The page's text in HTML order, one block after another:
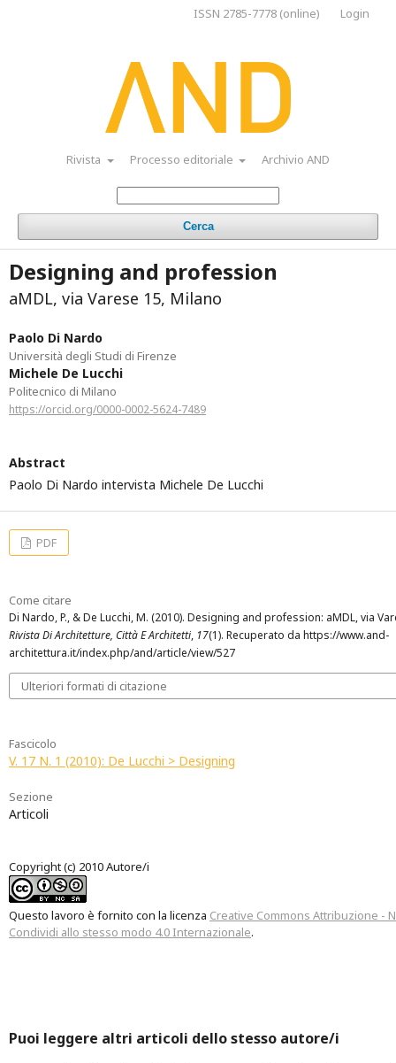
Rivista Processo editoriale Archivio AND
Cerca
ISSN 2785-7778 (online) Login
Designing and profession
aMDL, via Varese 15, Milano
Paolo Di Nardo
Università degli Studi di Firenze
Michele De Lucchi
Politecnico di Milano
https://orcid.org/0000-0002-5624-7489
Abstract
Paolo Di Nardo intervista Michele De Lucchi
PDF
Come citare
Di Nardo, P., & De Lucchi, M. (2010). Designing and profession: aMDL, via
Rivista Di Architetture, Città E Architetti, 17(1). Recuperato da https://www.and-
architettura.it/index.php/and/article/view/527
Ulteriori formati di citazione
Fascicolo
V. 17 N. 1 (2010): De Lucchi > Designing
Sezione
Articoli
Copyright (c) 2010 Autore/i
Questo lavoro è fornito con la licenza Creative Commons Attribuzione -
Condividi allo stesso modo 4.0 Internazionale.
Puoi leggere altri articoli dello stesso autore/i